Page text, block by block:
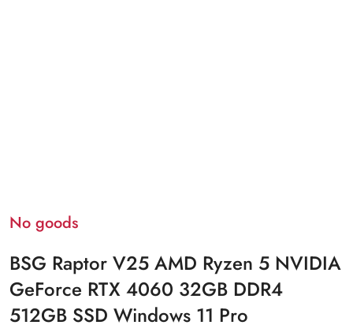
No goods
BSG Raptor V25 AMD Ryzen 5 NVIDIA
GeForce RTX 4060 32GB DDR4
512GB SSD Windows 11 Pro